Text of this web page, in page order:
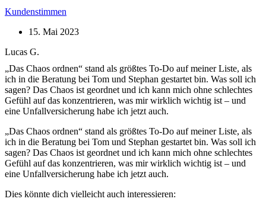
Kundenstimmen
15. Mai 2023
Lucas G.
„Das Chaos ordnen“ stand als größtes To-Do auf meiner Liste, als
ich in die Beratung bei Tom und Stephan gestartet bin. Was soll ich
sagen? Das Chaos ist geordnet und ich kann mich ohne schlechtes
Gefühl auf das konzentrieren, was mir wirklich wichtig ist – und
eine Unfallversicherung habe ich jetzt auch.
„Das Chaos ordnen“ stand als größtes To-Do auf meiner Liste, als
ich in die Beratung bei Tom und Stephan gestartet bin. Was soll ich
sagen? Das Chaos ist geordnet und ich kann mich ohne schlechtes
Gefühl auf das konzentrieren, was mir wirklich wichtig ist – und
eine Unfallversicherung habe ich jetzt auch.
Dies könnte dich vielleicht auch interessieren: